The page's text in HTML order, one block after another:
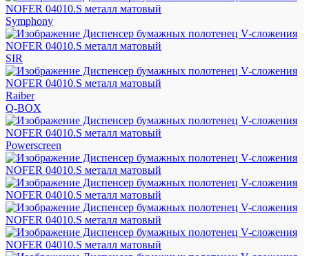
Symphony
SIR
Raiber
Q-BOX
Powerscreen